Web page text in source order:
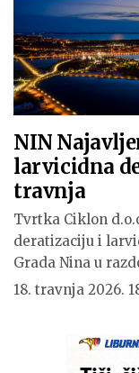
NIN
larvicidna
travnja
Tvrtka Ciklon
deratizaciju i
Grada Nina u
18. travnja 2026.